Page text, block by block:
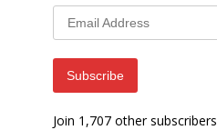
Email
Address
Subscribe
Join 1,707 other subscribers